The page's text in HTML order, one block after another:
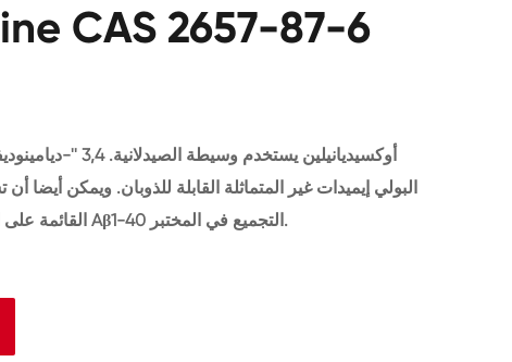
CAS 2657-87-6
البولي إيميدات غير المتماثلة القابلة للذوبان. ويمكن
القائمة على الجلايسين كمثبطات من الببتيد بيتا-أميلويد Aβ1-40 التجميع في المختبر.